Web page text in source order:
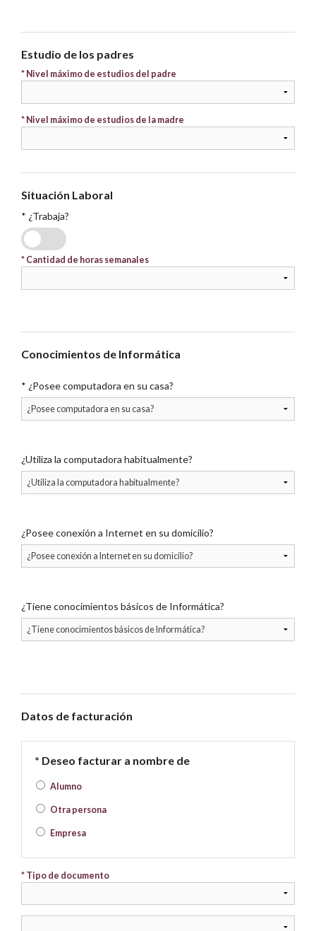
Estudio de los padres
* Nivel máximo de estudios del padre
* Nivel máximo de estudios de la madre
Situación Laboral
* ¿Trabaja?
NO
* Cantidad de horas semanales
Conocimientos de Informática
* ¿Posee computadora en su casa?
¿Utiliza la computadora habitualmente?
¿Posee conexión a Internet en su domicilio?
¿Tiene conocimientos básicos de Informática?
Datos de facturación
* Deseo facturar a nombre de
Alumno
Otra persona
Empresa
* Tipo de documento